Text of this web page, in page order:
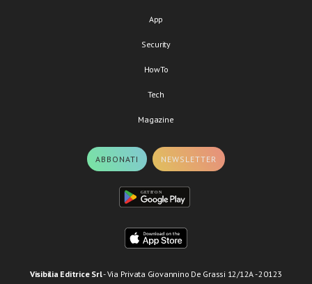
App
Security
HowTo
Tech
Magazine
ABBONATI NEWSLETTER
Visibilia Editrice Srl- Via Privata Giovannino De Grassi 12/12A - 20123